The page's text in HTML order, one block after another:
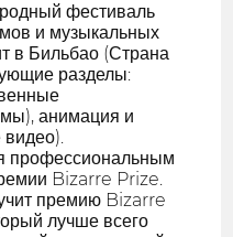
фестиваль
и музыкальных
в Бильбао (Страна
разделы:
анимация и
видео).
профессиональным
Bizarre Prize.
премию Bizarre
лучше всего